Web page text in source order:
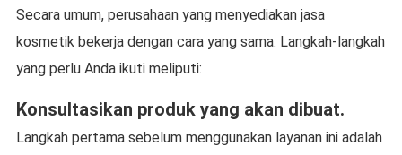
Secara umum, perusahaan yang menyediakan jasa
kosmetik bekerja dengan cara yang sama. Langkah-langkah
yang perlu Anda ikuti meliputi:
Konsultasikan produk yang akan dibuat.
Langkah pertama sebelum menggunakan layanan ini adalah